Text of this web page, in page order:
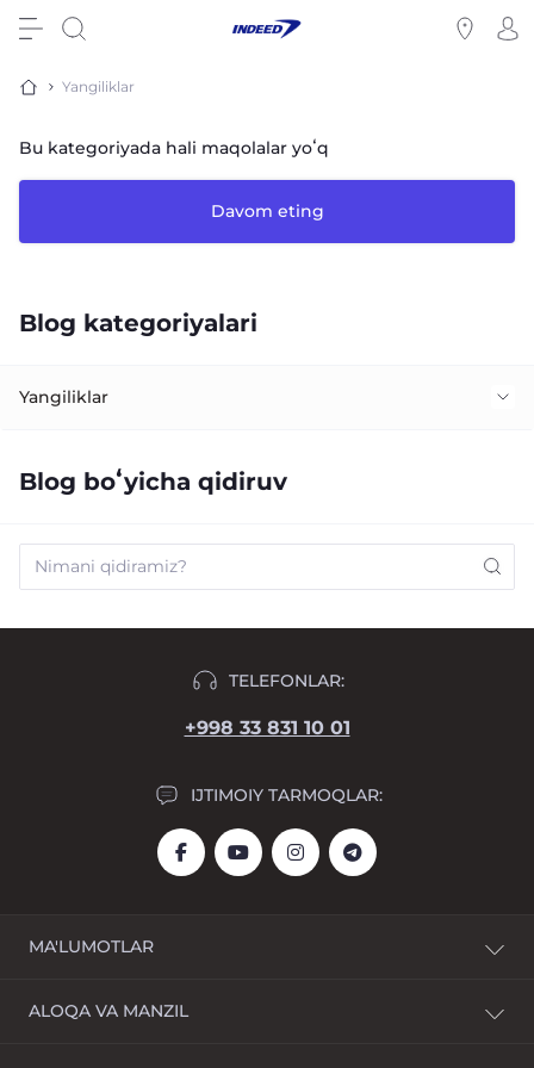
Yangiliklar
Bu kategoriyada hali maqolalar yoʻq
Davom eting
Blog kategoriyalari
Yangiliklar
Blog boʻyicha qidiruv
TELEFONLAR:
+998 33 831 10 01
IJTIMOIY TARMOQLAR:
MA'LUMOTLAR
To'lov
ALOQA VA MANZIL